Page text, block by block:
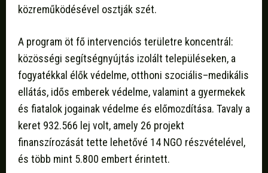
közreműködésével osztják szét.
A program öt fő intervenciós területre koncentrál:
közösségi segítségnyújtás izolált településeken, a
fogyatékkal élők védelme, otthoni szociális–medikális
ellátás, idős emberek védelme, valamint a gyermekek
és fiatalok jogainak védelme és előmozdítása. Tavaly a
keret 932.566 lej volt, amely 26 projekt
finanszírozását tette lehetővé 14 NGO részvételével,
és több mint 5.800 embert érintett.